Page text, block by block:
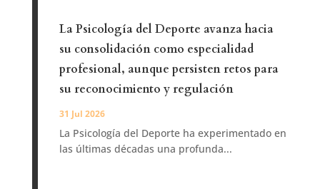
La Psicología del Deporte avanza hacia
su consolidación como especialidad
profesional, aunque persisten retos para
su reconocimiento y regulación
31 Jul 2026
La Psicología del Deporte ha experimentado en
las últimas décadas una profunda...